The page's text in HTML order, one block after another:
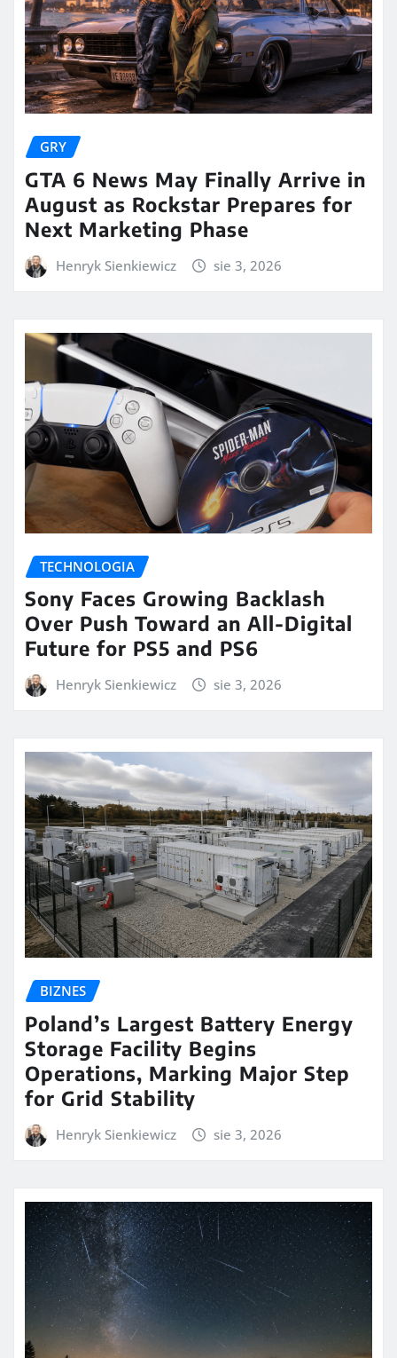
GRY
GTA 6 News May Finally Arrive in
August as Rockstar Prepares for
Next Marketing Phase
Henryk Sienkiewicz sie 3, 2026
TECHNOLOGIA
Sony Faces Growing Backlash
Over Push Toward an All-Digital
Future for PS5 and PS6
Henryk Sienkiewicz sie 3, 2026
BIZNES
Poland’s Largest Battery Energy
Storage Facility Begins
Operations, Marking Major Step
for Grid Stability
Henryk Sienkiewicz sie 3, 2026